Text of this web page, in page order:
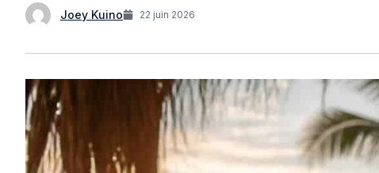
Joey Kuino 22 juin 2026